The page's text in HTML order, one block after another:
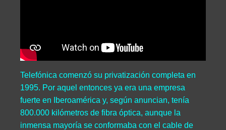
Telefónica comenzó su privatización completa en
1995. Por aquel entonces ya era una empresa
fuerte en Iberoamérica y, según anuncian, tenía
800.000 kilómetros de fibra óptica, aunque la
inmensa mayoría se conformaba con el cable de